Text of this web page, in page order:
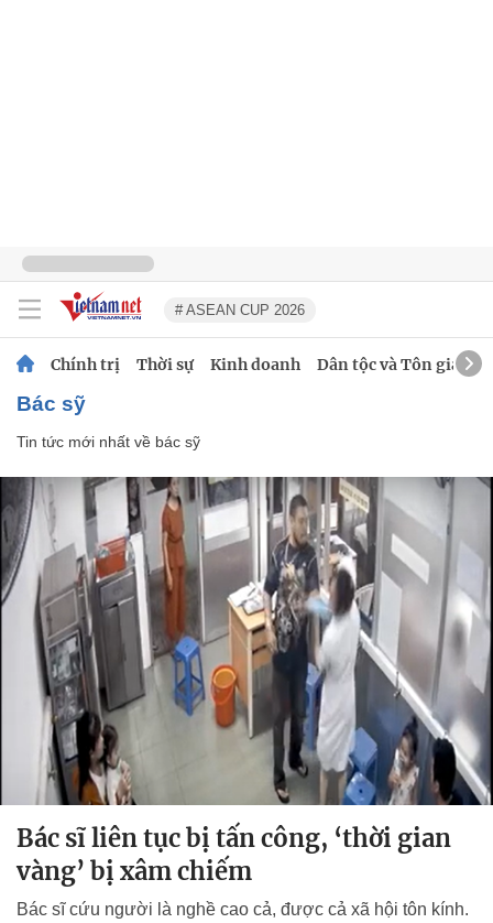
# ASEAN CUP 2026
Chính trị Thời sự Kinh doanh Dân tộc và Tôn giáo
bác sỹ
Tin tức mới nhất về bác sỹ
Bác sĩ liên tục bị tấn công, ‘thời gian
vàng’ bị xâm chiếm
Bác sĩ cứu người là nghề cao cả, được cả xã hội tôn kính.